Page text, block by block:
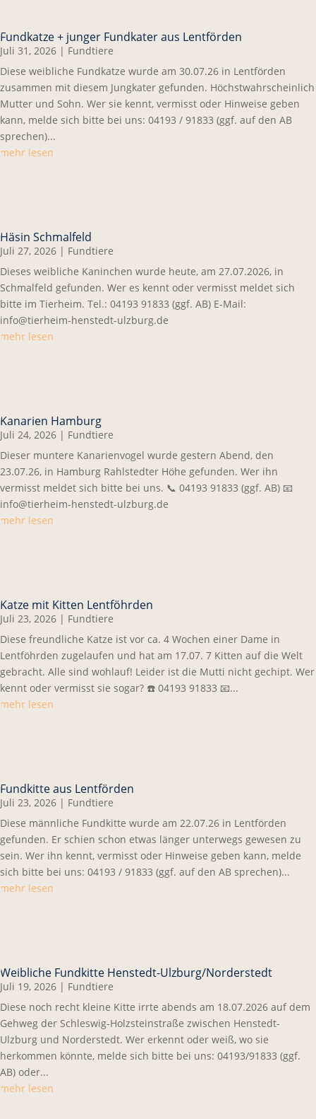
Fundkatze + junger Fundkater aus Lentförden
Juli 31, 2026 | Fundtiere
Diese weibliche Fundkatze wurde am 30.07.26 in Lentförden
zusammen mit diesem Jungkater gefunden. Höchstwahrscheinlich
Mutter und Sohn. Wer sie kennt, vermisst oder Hinweise geben
kann, melde sich bitte bei uns: 04193 / 91833 (ggf. auf den AB
sprechen)...
mehr lesen
Häsin Schmalfeld
Juli 27, 2026 | Fundtiere
Dieses weibliche Kaninchen wurde heute, am 27.07.2026, in
Schmalfeld gefunden. Wer es kennt oder vermisst meldet sich
bitte im Tierheim. Tel.: 04193 91833 (ggf. AB) E-Mail:
info@tierheim-henstedt-ulzburg.de
mehr lesen
Kanarien Hamburg
Juli 24, 2026 | Fundtiere
Dieser muntere Kanarienvogel wurde gestern Abend, den
23.07.26, in Hamburg Rahlstedter Höhe gefunden. Wer ihn
vermisst meldet sich bitte bei uns. 📞 04193 91833 (ggf. AB) 📧
info@tierheim-henstedt-ulzburg.de
mehr lesen
Katze mit Kitten Lentföhrden
Juli 23, 2026 | Fundtiere
Diese freundliche Katze ist vor ca. 4 Wochen einer Dame in
Lentföhrden zugelaufen und hat am 17.07. 7 Kitten auf die Welt
gebracht. Alle sind wohlauf! Leider ist die Mutti nicht gechipt. Wer
kennt oder vermisst sie sogar? ☎️ 04193 91833 📧...
mehr lesen
Fundkitte aus Lentförden
Juli 23, 2026 | Fundtiere
Diese männliche Fundkitte wurde am 22.07.26 in Lentförden
gefunden. Er schien schon etwas länger unterwegs gewesen zu
sein. Wer ihn kennt, vermisst oder Hinweise geben kann, melde
sich bitte bei uns: 04193 / 91833 (ggf. auf den AB sprechen)...
mehr lesen
Weibliche Fundkitte Henstedt-Ulzburg/Norderstedt
Juli 19, 2026 | Fundtiere
Diese noch recht kleine Kitte irrte abends am 18.07.2026 auf dem
Gehweg der Schleswig-Holzsteinstraße zwischen Henstedt-
Ulzburg und Norderstedt. Wer erkennt oder weiß, wo sie
herkommen könnte, melde sich bitte bei uns: 04193/91833 (ggf.
AB) oder...
mehr lesen